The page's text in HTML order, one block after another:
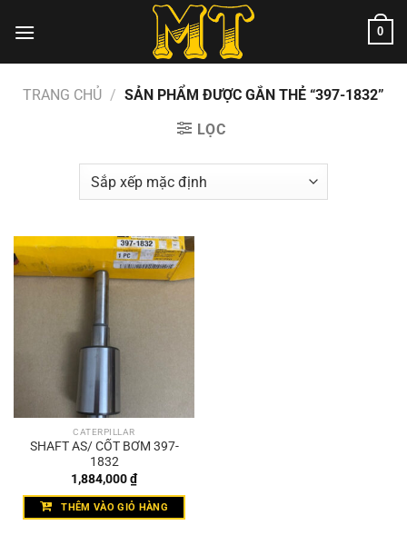
đến
0
TRANG CHỦ / SẢN PHẨM ĐƯỢC GẮN THẺ “397-1832”
LỌC
CATERPILLAR
SHAFT AS/ CỐT BƠM 397-
1832
1,884,000₫
THÊM VÀO GIỎ HÀNG